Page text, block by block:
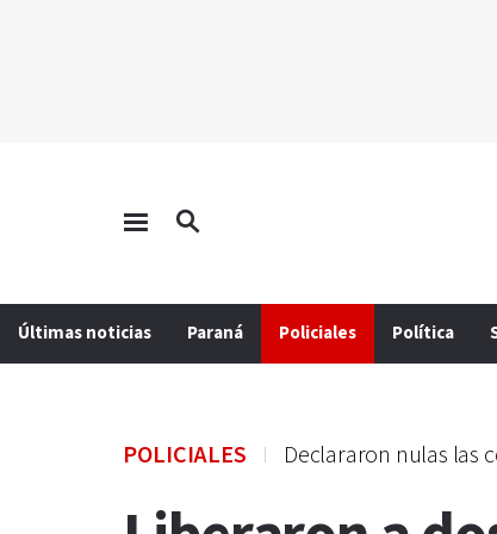
Últimas noticias Paraná Policiales Política
POLICIALES Declararon nulas las